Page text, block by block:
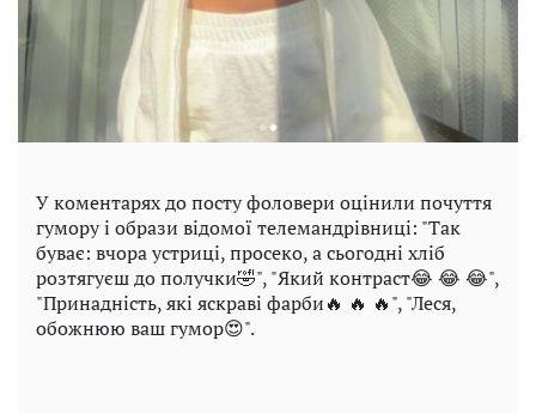
У коментарях до посту фоловери оцінили почуття
гумору і образи відомої телемандрівниці: "Так
буває: вчора устриці, просеко, а сьогодні хліб
розтягуєш до получки🤣", "Який контраст😂 😂 😂",
"Принадність, які яскраві фарби🔥 🔥 🔥", "Леся,
обожнюю ваш гумор😍".